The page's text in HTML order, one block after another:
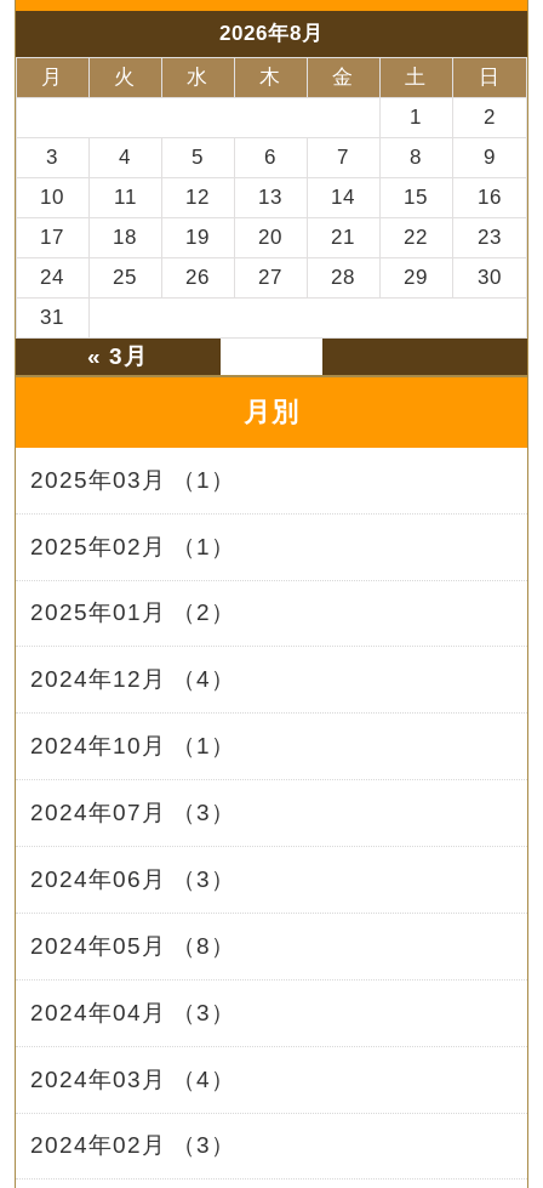
2026年8月
月
火 水 木 金 土
日
1
2
3
4 5 6 7 8
9
10
11 12 13 14 15
16
17
18 19 20 21 22
23
24
25 26 27 28 29
30
31
« 3月
月別
2025年03月 （1）
2025年02月 （1）
2025年01月 （2）
2024年12月 （4）
2024年10月 （1）
2024年07月 （3）
2024年06月 （3）
2024年05月 （8）
2024年04月 （3）
2024年03月 （4）
2024年02月 （3）